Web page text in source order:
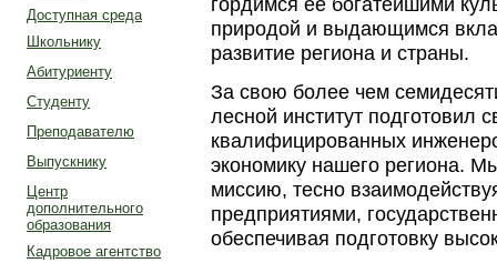
Доступная среда
Школьнику
Абитуриенту
Студенту
Преподавателю
Выпускнику
Центр
дополнительного
образования
Кадровое агентство
природой и выдающимся
развитие региона и страны.
За свою более чем
лесной институт подготовил
квалифицированных
экономику нашего региона.
миссию, тесно
предприятиями,
обеспечивая подготовку